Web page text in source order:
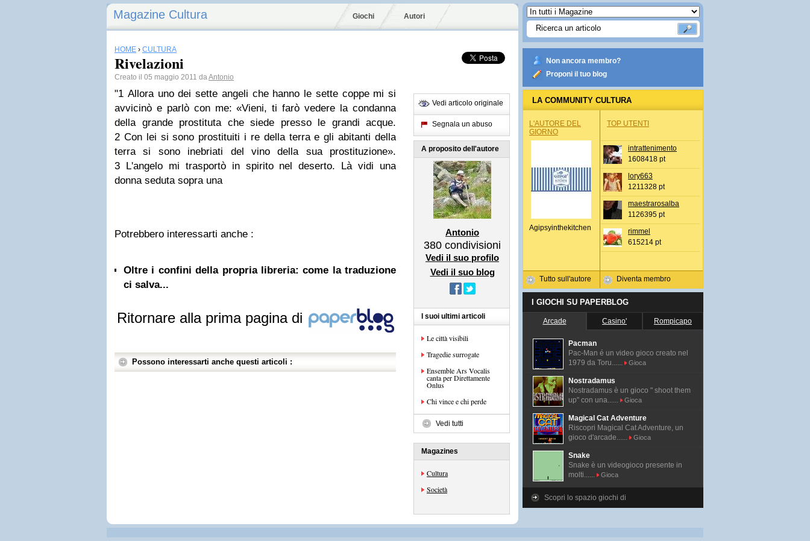
Magazine Cultura Giochi Autori
HOME › CULTURA
Rivelazioni
Creato il 05 maggio 2011 daAntonio
"1 Allora uno dei sette angeli che hanno le sette coppe mi si
avvicinò e parlò con me: «Vieni, ti farò vedere la condanna
della grande prostituta che siede presso le grandi acque.
2 Con lei si sono prostituiti i re della terra e gli abitanti della
terra si sono inebriati del vino della sua prostituzione».
3 L'angelo mi trasportò in spirito nel deserto. Là vidi una
donna seduta sopra una
Potrebbero interessarti anche :
Oltre i confini della propria libreria: come la traduzione
ci salva...
Ritornare alla prima pagina di
Possono interessarti anche questi articoli :
Vedi articolo originale
Segnala un abuso
A proposito dell'autore
Antonio
380 condivisioni
Vedi il suo profilo
Vedi il suo blog
I suoi ultimi articoli
Le città visibili
Tragedie surrogate
Ensemble Ars Vocalis
canta per Direttamente
Onlus
Chi vince e chi perde
Vedi tutti
Magazines
Cultura
Società
Non ancora membro?
Proponi il tuo blog
LA COMMUNITY CULTURA
L'AUTORE DEL
GIORNO
Agipsyinthekitchen
Tutto sull'autore
TOP UTENTI
intrattenimento
1608418 pt
lory663
1211328 pt
maestrarosalba
1126395 pt
rimmel
615214 pt
Diventa membro
I GIOCHI SU PAPERBLOG
Arcade Casino' Rompicapo
Pacman
Pac-Man é un video gioco creato nel
1979 da Toru......
Gioca
Nostradamus
Nostradamus è un gioco " shoot them
up" con una......
Gioca
Magical Cat Adventure
Riscopri Magical Cat Adventure, un
gioco d'arcade......
Gioca
Snake
Snake è un videogioco presente in
molti......
Gioca
Scopri lo spazio giochi di